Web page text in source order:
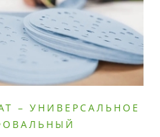
– УНИВЕРСАЛЬНОЕ